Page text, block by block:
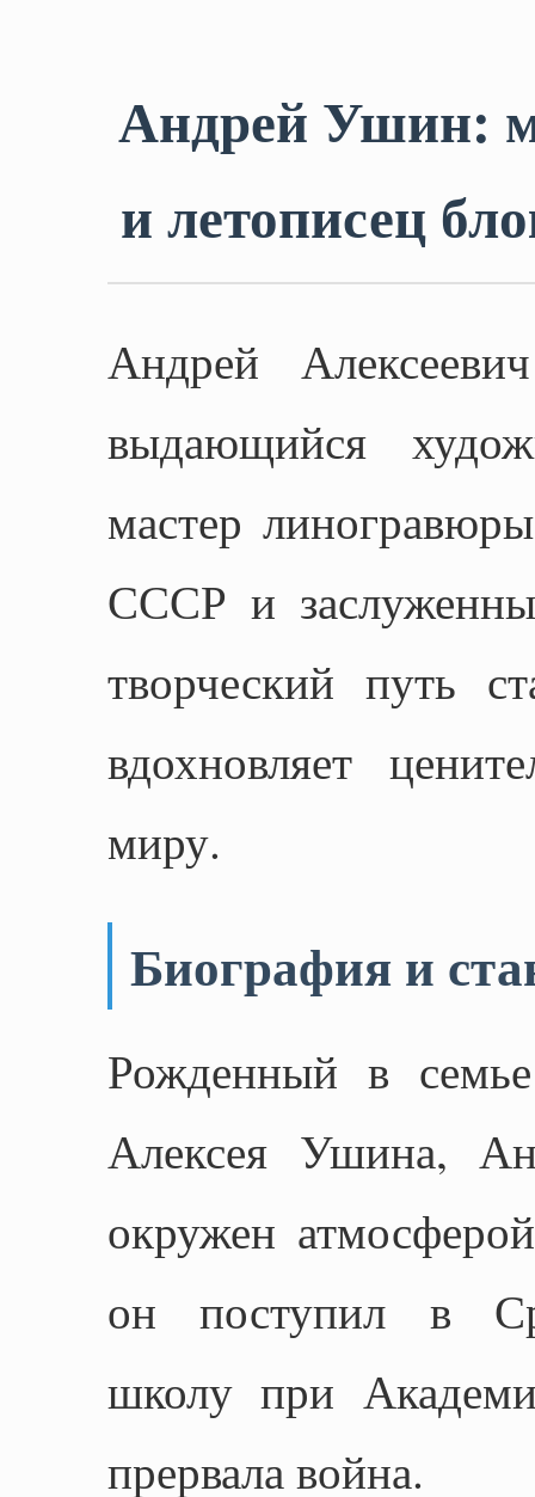
Андрей Ушин:
и летописец
Андрей
выдающийся
мастер
СССР и
творческий путь
вдохновляет
миру.
Биография и
Рожденный в семье
Алексея Ушина,
окружен
он поступил в
школу при
прервала война.